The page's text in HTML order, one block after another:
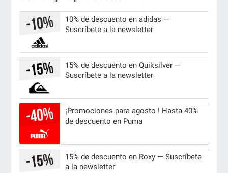
10% de descuento en adidas —
Suscríbete a la newsletter
15% de descuento en Quiksilver —
Suscríbete a la newsletter
¡Promociones para agosto ! Hasta 40%
de descuento en Puma
15% de descuento en Roxy — Suscríbete
a la newsletter